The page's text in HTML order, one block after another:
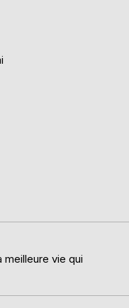
meilleure vie qui